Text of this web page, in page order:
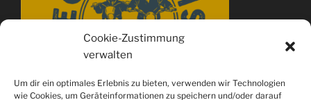
Cookie-Zustimmung
verwalten
Um dir ein optimales Erlebnis zu bieten, verwenden wir Technologien
wie Cookies, um Geräteinformationen zu speichern und/oder darauf